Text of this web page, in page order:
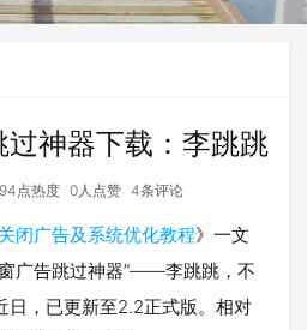
神器下载：李跳跳
点热度 0人点赞 4条评论
闭广告及系统优化教程》一文
广告跳过神器”——李跳跳，不
日，已更新至2.2正式版。相对